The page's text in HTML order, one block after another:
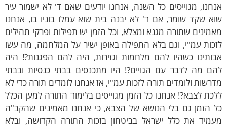
מגוייסים כל השנה, אנחנו יודעים שאם ד' לא ישמור עיר
שקד שומר, אם ד' לא יבנה בית שוא עמלו בוניו בו, אנחנו
שתורה מגנא ומצלא, וכל הזמן יש תפילות ופרקי תהילים
עמ"י, וגם בלא התפילה באופן ישיר על המלחמה, מה עשו
כשהיו להם מלחמות וגזירות, היה להם הפגנות?! היה
מה לדבר עם הגויים?! היו מתכנסים בבתי כנסיות ובבתי
ולומדים תורה לזכות עמ"י, אז אנחנו לומדים תורה כדי לא
לצבא?! אנחנו כל הזמן מגוייסים בלימוד התורה למען הכלל
הזמן גם בלי הנושא של הצבא, כי אנחנו מאמינים שהקב"ה
את כלל ישראל בביטחון בזכות התורה הקדושה, ובלא